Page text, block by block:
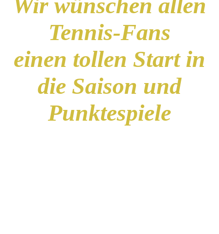
Tennis-Fans
einen tollen Start in
die Saison und
Punktespiele